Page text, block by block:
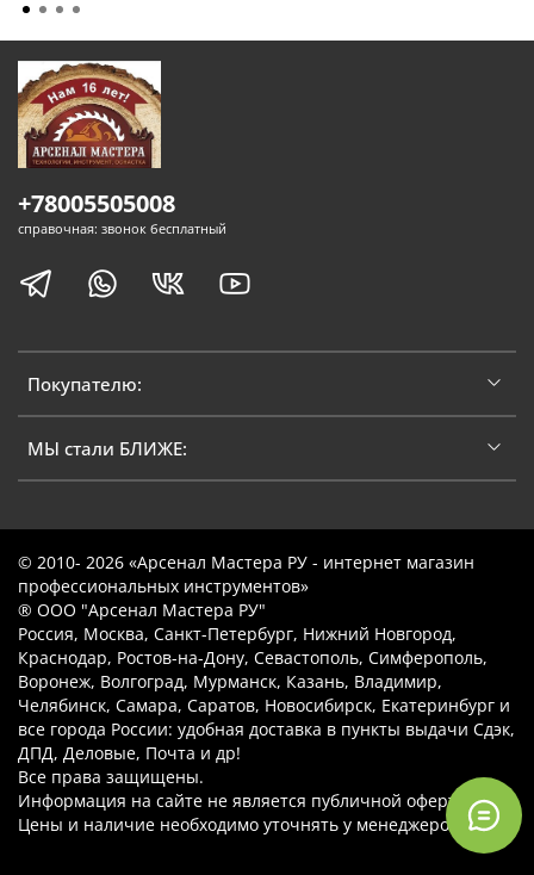
Покупателю:
МЫ стали БЛИЖЕ:
+78005505008
справочная: звонок бесплатный
© 2010- 2026 «Арсенал Мастера РУ - интернет магазин
профессиональных инструментов»
® ООО "Арсенал Мастера РУ"
Россия, Москва, Санкт-Петербург, Нижний Новгород,
Краснодар, Ростов-на-Дону, Севастополь, Симферополь,
Воронеж, Волгоград, Мурманск, Казань, Владимир,
Челябинск, Самара, Саратов, Новосибирск, Екатеринбург и
все города России: удобная доставка в пункты выдачи Сдэк,
ДПД, Деловые, Почта и др!
Все права защищены.
Информация на сайте не является публичной офертой.
Цены и наличие необходимо уточнять у менеджеров.